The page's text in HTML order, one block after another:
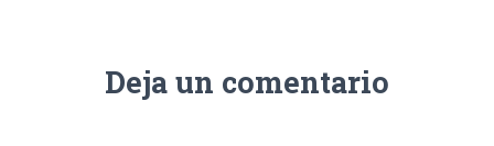
Deja un comentario